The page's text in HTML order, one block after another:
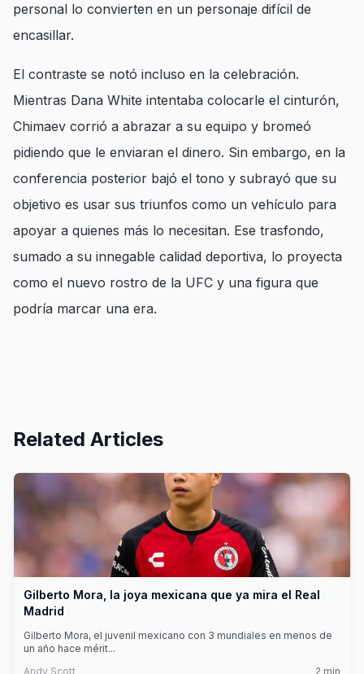
personal lo convierten en un personaje difícil de
encasillar.
El contraste se notó incluso en la celebración.
Mientras Dana White intentaba colocarle el cinturón,
Chimaev corrió a abrazar a su equipo y bromeó
pidiendo que le enviaran el dinero. Sin embargo, en la
conferencia posterior bajó el tono y subrayó que su
objetivo es usar sus triunfos como un vehículo para
apoyar a quienes más lo necesitan. Ese trasfondo,
sumado a su innegable calidad deportiva, lo proyecta
como el nuevo rostro de la UFC y una figura que
podría marcar una era.
Related Articles
Gilberto Mora, la joya mexicana que ya mira el Real
Madrid
Gilberto Mora, el juvenil mexicano con 3 mundiales en menos de
un año hace mérit...
Andy Scott
2 min